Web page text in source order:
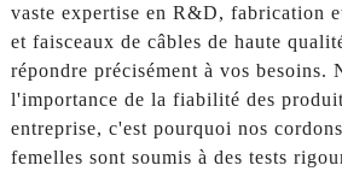
vaste expertise en R&D, fabrication
et faisceaux de câbles de haute
répondre précisément à vos besoins.
l'importance de la fiabilité des
entreprise, c'est pourquoi nos
femelles sont soumis à des tests